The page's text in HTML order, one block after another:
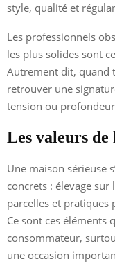
style, qualité et
Les professionnels
les plus solides sont
Autrement dit, quand
retrouver une
tension ou
Les valeurs de
Une maison sérieuse
concrets : élevage
parcelles et pratiques
Ce sont ces éléments
consommateur,
une occasion